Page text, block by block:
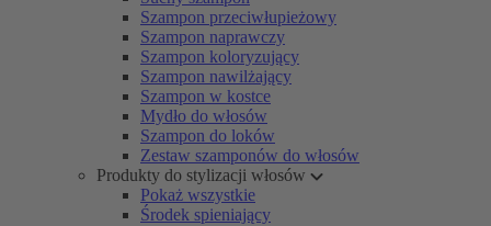
Szampon przeciwłupieżowy
Szampon naprawczy
Szampon koloryzujący
Szampon nawilżający
Szampon w kostce
Mydło do włosów
Szampon do loków
Zestaw szamponów do włosów
Produkty do stylizacji włosów
Pokaż wszystkie
Środek spieniający